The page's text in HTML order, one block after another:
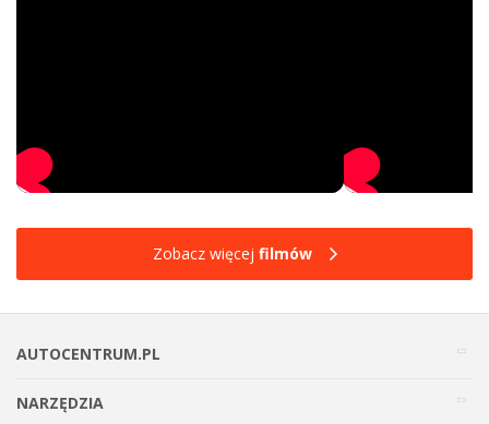
Zobacz więcej filmów
AUTOCENTRUM.PL
NARZĘDZIA